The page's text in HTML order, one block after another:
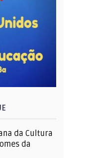
da Cultura
da